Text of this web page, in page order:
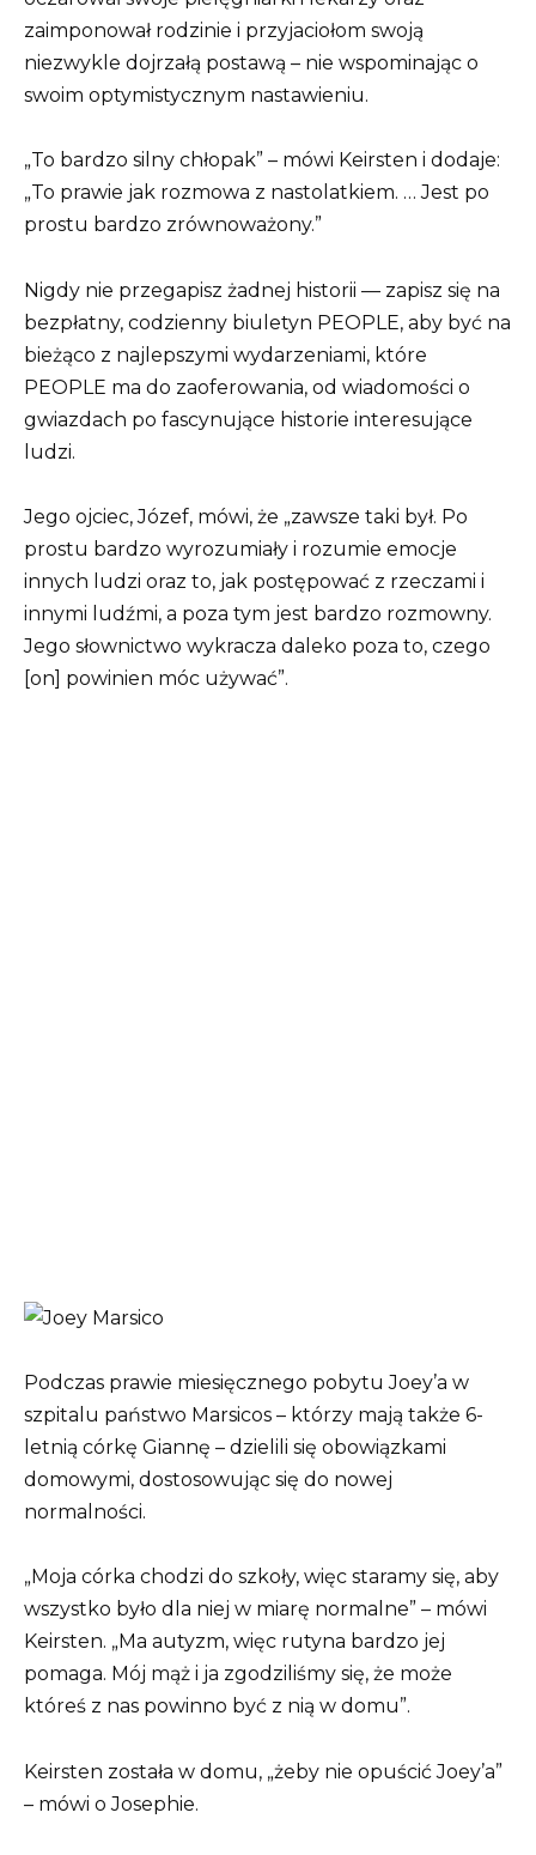
zaimponował rodzinie i przyjaciołom swoją
niezwykle dojrzałą postawą – nie wspominając o
swoim optymistycznym nastawieniu.
„To bardzo silny chłopak” – mówi Keirsten i dodaje:
„To prawie jak rozmowa z nastolatkiem. … Jest po
prostu bardzo zrównoważony.”
Nigdy nie przegapisz żadnej historii — zapisz się na
bezpłatny, codzienny biuletyn PEOPLE, aby być na
bieżąco z najlepszymi wydarzeniami, które
PEOPLE ma do zaoferowania, od wiadomości o
gwiazdach po fascynujące historie interesujące
ludzi.
Jego ojciec, Józef, mówi, że „zawsze taki był. Po
prostu bardzo wyrozumiały i rozumie emocje
innych ludzi oraz to, jak postępować z rzeczami i
innymi ludźmi, a poza tym jest bardzo rozmowny.
Jego słownictwo wykracza daleko poza to, czego
[on] powinien móc używać”.
Podczas prawie miesięcznego pobytu Joey’a w
szpitalu państwo Marsicos – którzy mają także 6-
letnią córkę Giannę – dzielili się obowiązkami
domowymi, dostosowując się do nowej
normalności.
„Moja córka chodzi do szkoły, więc staramy się, aby
wszystko było dla niej w miarę normalne” – mówi
Keirsten. „Ma autyzm, więc rutyna bardzo jej
pomaga. Mój mąż i ja zgodziliśmy się, że może
któreś z nas powinno być z nią w domu”.
Keirsten została w domu, „żeby nie opuścić Joey’a”
– mówi o Josephie.